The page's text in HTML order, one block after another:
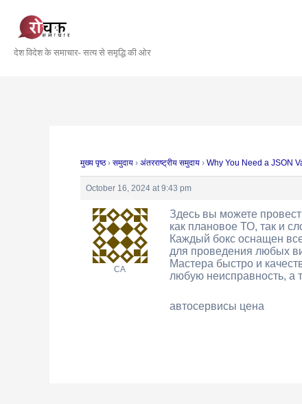
content
देश विदेश के समाचार- सत्य से समृद्धि की ओर
मुख्य पृष्ठ › समुदाय › अंतरराष्ट्रीय समुदाय › Why You Need a JSON
October 16, 2024 at 9:43 pm
CA
Здесь вы можете
как плановое ТО, так и
Каждый бокс оснащен
для проведения любых
Мастера быстро и
любую неисправность, а
автосервисы цена
navigation